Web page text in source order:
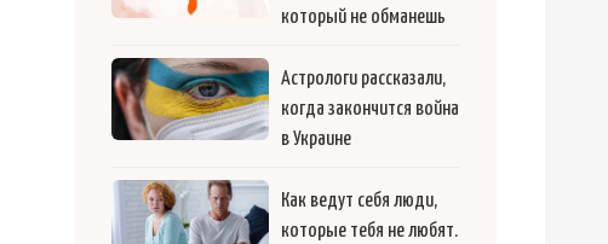
который не обманешь
Астрологи рассказали,
когда закончится война
в Украине
Как ведут себя люди,
которые тебя не любят.